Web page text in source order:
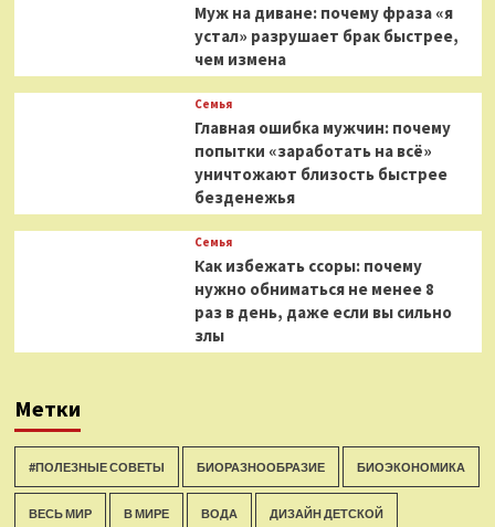
Муж на диване: почему фраза «я
устал» разрушает брак быстрее,
чем измена
Семья
Главная ошибка мужчин: почему
попытки «заработать на всё»
уничтожают близость быстрее
безденежья
Семья
Как избежать ссоры: почему
нужно обниматься не менее 8
раз в день, даже если вы сильно
злы
Метки
#ПОЛЕЗНЫЕ СОВЕТЫ БИОРАЗНООБРАЗИЕ БИОЭКОНОМИКА
ВЕСЬ МИР В МИРЕ ВОДА ДИЗАЙН ДЕТСКОЙ